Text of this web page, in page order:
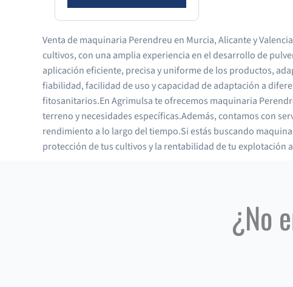
Venta de maquinaria Perendreu en Murcia, Alicante y
cultivos, con una amplia experiencia en el desarrollo de
aplicación eficiente, precisa y uniforme de los productos,
fiabilidad, facilidad de uso y capacidad de adaptación a
fitosanitarios.En Agrimulsa te ofrecemos maquinaria
terreno y necesidades específicas.Además, contamos con
rendimiento a lo largo del tiempo.Si estás buscando
protección de tus cultivos y la rentabilidad de tu explotación
¿No